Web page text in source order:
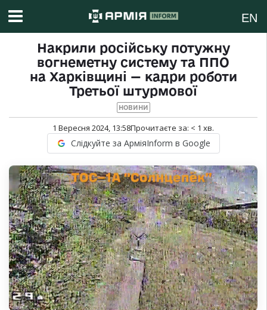
EN
Накрили російську потужну
вогнеметну систему та ППО
на Харківщині — кадри роботи
Третьої штурмової
НОВИНИ
1 Вересня 2024, 13:58Прочитаєте за: < 1 хв.
Слідкуйте за АрміяInform в Google